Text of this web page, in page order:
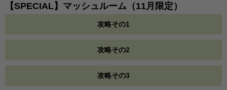
【SPECIAL】マッシュルーム（11月限定）
攻略その1
攻略その2
攻略その3